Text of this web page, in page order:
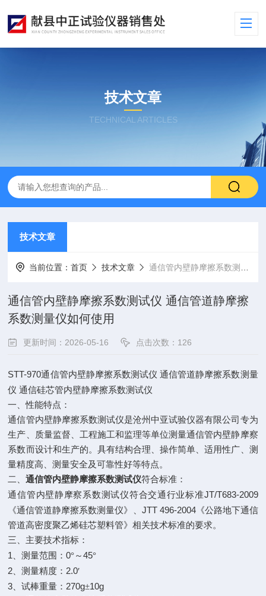
技术文章
TECHNICAL ARTICLES
技术文章
当前位置：首页 技术文章 通信管内壁静摩擦系数测试仪 通信管道静摩擦系数测量仪如何使用
通信管内壁静摩擦系数测试仪 通信管道静摩擦
系数测量仪如何使用
更新时间：2026-05-16 点击次数：126
STT-970通信管内壁静摩擦系数测试仪 通信管道静摩擦系数测量
仪 通信硅芯管内壁静摩擦系数测试仪
一、性能特点：
通信管内壁静摩擦系数测试仪是沧州中亚试验仪器有限公司专为
生产、质量监督、工程施工和监理等单位测量通信管内壁静摩察
系数而设计和生产的。具有结构合理、操作简单、适用性广、测
量精度高、测量安全及可靠性好等特点。
二、通信管内壁静摩擦系数测试仪符合标准：
通信管内壁静摩察系数测试仪符合交通行业标准JT/T683-2009
《通信管道静摩擦系数测量仪》、 JTT 496-2004《公路地下通信
管道高密度聚乙烯硅芯塑料管》相关技术标准的要求。
三、主要技术指标：
1 、测量范围：0°～45°
2 、测量精度： 2.0′
3 、试棒重量： 270g±10g